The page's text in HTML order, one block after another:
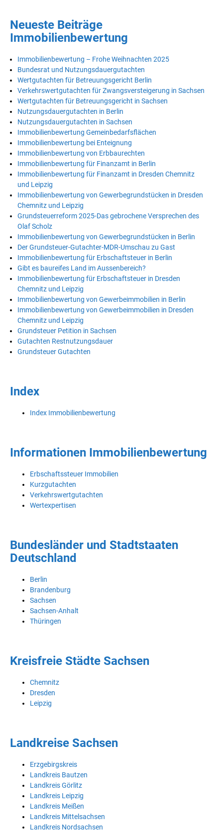
Neueste Beiträge
Immobilienbewertung
Immobilienbewertung – Frohe Weihnachten 2025
Bundesrat und Nutzungsdauergutachten
Wertgutachten für Betreuungsgericht Berlin
Verkehrswertgutachten für Zwangsversteigerung in Sachsen
Wertgutachten für Betreuungsgericht in Sachsen
Nutzungsdauergutachten in Berlin
Nutzungsdauergutachten in Sachsen
Immobilienbewertung Gemeinbedarfsflächen
Immobilienbewertung bei Enteignung
Immobilienbewertung von Erbbaurechten
Immobilienbewertung für Finanzamt in Berlin
Immobilienbewertung für Finanzamt in Dresden Chemnitz
und Leipzig
Immobilienbewertung von Gewerbegrundstücken in Dresden
Chemnitz und Leipzig
Grundsteuerreform 2025-Das gebrochene Versprechen des
Olaf Scholz
Immobilienbewertung von Gewerbegrundstücken in Berlin
Der Grundsteuer-Gutachter-MDR-Umschau zu Gast
Immobilienbewertung für Erbschaftsteuer in Berlin
Gibt es baureifes Land im Aussenbereich?
Immobilienbewertung für Erbschaftsteuer in Dresden
Chemnitz und Leipzig
Immobilienbewertung von Gewerbeimmobilien in Berlin
Immobilienbewertung von Gewerbeimmobilien in Dresden
Chemnitz und Leipzig
Grundsteuer Petition in Sachsen
Gutachten Restnutzungsdauer
Grundsteuer Gutachten
Index
Index Immobilienbewertung
Informationen Immobilienbewertung
Erbschaftssteuer Immobilien
Kurzgutachten
Verkehrswertgutachten
Wertexpertisen
Bundesländer und Stadtstaaten
Deutschland
Berlin
Brandenburg
Sachsen
Sachsen-Anhalt
Thüringen
Kreisfreie Städte Sachsen
Chemnitz
Dresden
Leipzig
Landkreise Sachsen
Erzgebirgskreis
Landkreis Bautzen
Landkreis Görlitz
Landkreis Leipzig
Landkreis Meißen
Landkreis Mittelsachsen
Landkreis Nordsachsen